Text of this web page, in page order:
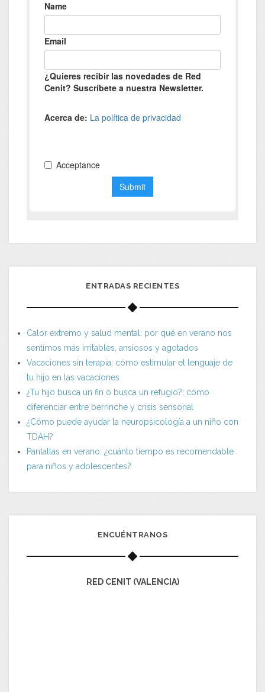
ENTRADAS RECIENTES
Calor extremo y salud mental: por qué en verano nos
sentimos más irritables, ansiosos y agotados
Vacaciones sin terapia: cómo estimular el lenguaje de
tu hijo en las vacaciones
¿Tu hijo busca un fin o busca un refugio?: cómo
diferenciar entre berrinche y crisis sensorial
¿Cómo puede ayudar la neuropsicología a un niño con
TDAH?
Pantallas en verano: ¿cuánto tiempo es recomendable
para niños y adolescentes?
ENCUÉNTRANOS
RED CENIT (VALENCIA)